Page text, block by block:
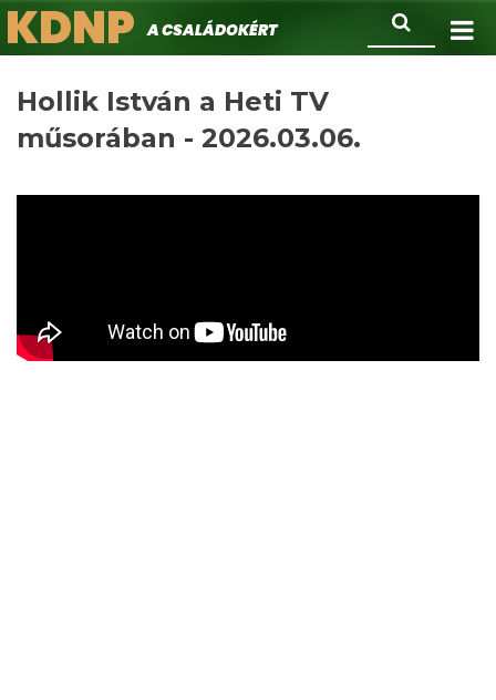
Ugrás
a
Keresés
KDNPA családokért.
Hollik István a Heti TV
műsorában - 2026.03.06.